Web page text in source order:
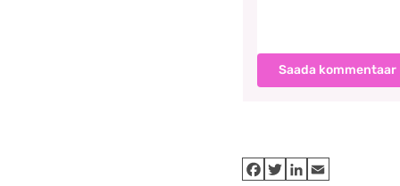
Saada kommentaar